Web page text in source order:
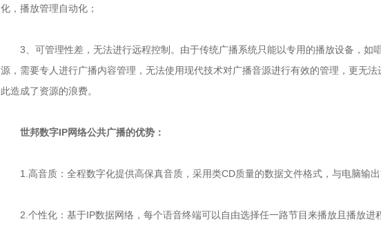
化，播放管理自动化；
3、可管理性差，无法进行远程控制。由于传统广播系统只能以专用的播放设备，如
源，需要专人进行广播内容管理，无法使用现代技术对广播音源进行有效的管理，更无
此造成了资源的浪费。
世邦数字IP网络公共广播的优势：
1.高音质：全程数字化提供高保真音质，采用类CD质量的数据文件格式，与电脑输出*
2.个性化：基于IP数据网络，每个语音终端可以自由选择任一路节目来播放且播放进